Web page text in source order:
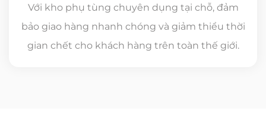
Với kho phụ tùng chuyên dụng tại chỗ, đảm
bảo giao hàng nhanh chóng và giảm thiểu thời
gian chết cho khách hàng trên toàn thế giới.